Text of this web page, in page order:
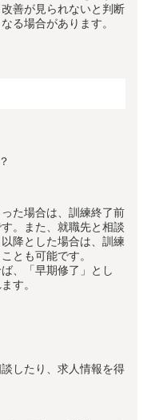
善が見られないと判断
る場合があります。
た場合は、訓練終了前
。また、就職先と相談
降とした場合は、訓練
とも可能です。
、「早期修了」とし
す。
したり、求人情報を得